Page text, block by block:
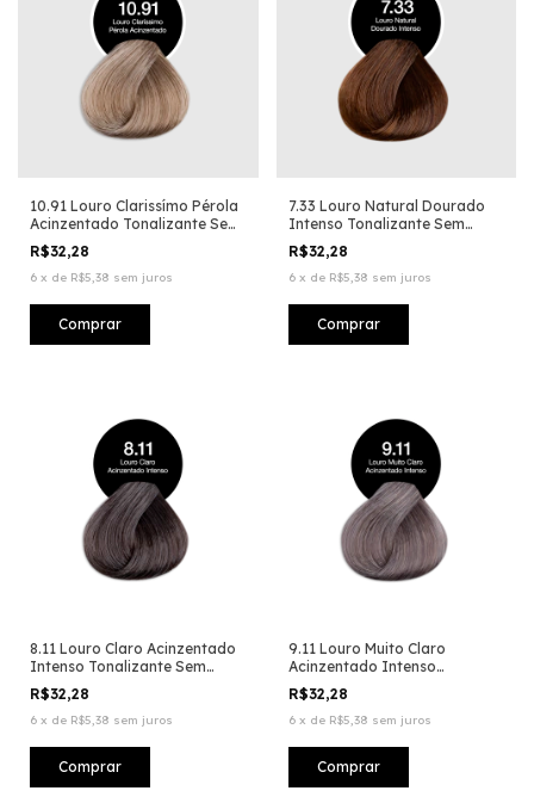
10.91 Louro Clarissímo Pérola
Acinzentado Tonalizante Sem
Amônia
R$32,28
6 x de R$5,38 sem juros
7.33 Louro Natural Dourado
Intenso Tonalizante Sem
Amônia
R$32,28
6 x de R$5,38 sem juros
8.11 Louro Claro Acinzentado
Intenso Tonalizante Sem
Amônia
R$32,28
6 x de R$5,38 sem juros
9.11 Louro Muito Claro
Acinzentado Intenso
Tonalizante Sem Amônia
R$32,28
6 x de R$5,38 sem juros